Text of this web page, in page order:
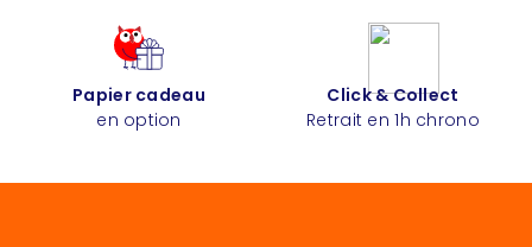
Papier cadeau
en option
Click & Collect
Retrait en 1h chrono